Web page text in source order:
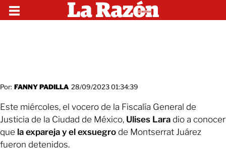
Por: FANNY PADILLA 28/09/2023 01:34:39
Este miércoles, el vocero de la Fiscalía General de
Justicia de la Ciudad de México, Ulises Lara dio a conocer
que la expareja y el exsuegro de Montserrat Juárez
fueron detenidos.